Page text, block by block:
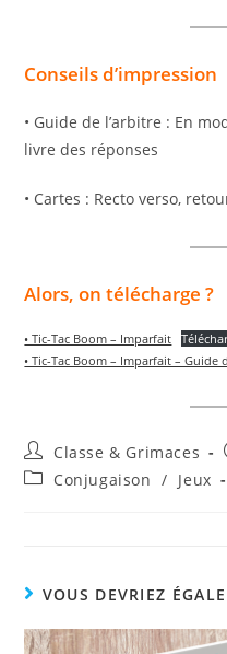
Conseils d’impression
• Guide de l’arbitre : En
livre des réponses
• Cartes : Recto verso,
Alors, on télécharge ?
• Tic-Tac Boom – Imparfait
• Tic-Tac Boom – Imparfait – Guide
Auteur/autrice
de
la
Classe & Grimaces
PostConjugaison / Jeux
VOUS DEVRIEZ